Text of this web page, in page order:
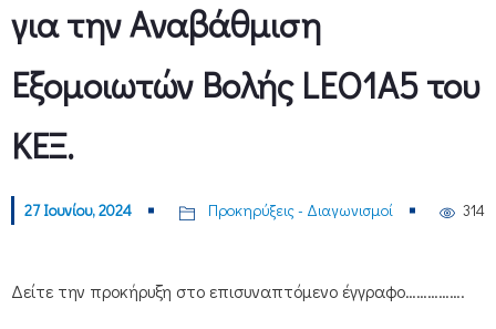
για την Αναβάθμιση
Εξομοιωτών Βολής LEO1A5 του
ΚΕΞ.
27 Ιουνίου, 2024 Προκηρύξεις - Διαγωνισμοί 314
Δείτε την προκήρυξη στο επισυναπτόμενο έγγραφο…………….